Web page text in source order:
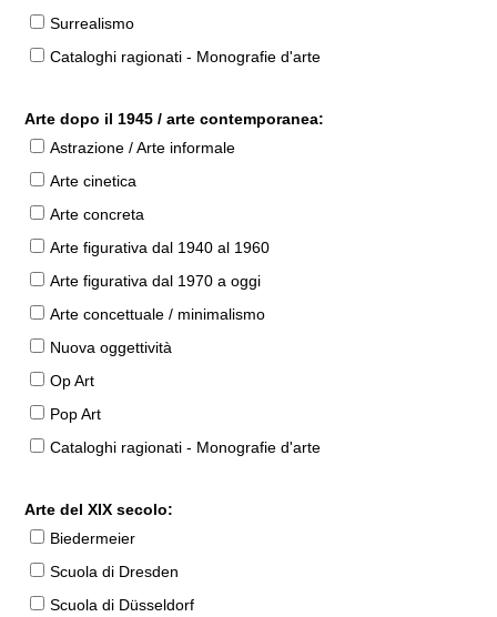
Surrealismo
Cataloghi ragionati - Monografie d'arte
Arte dopo il 1945 / arte contemporanea:
Astrazione / Arte informale
Arte cinetica
Arte concreta
Arte figurativa dal 1940 al 1960
Arte figurativa dal 1970 a oggi
Arte concettuale / minimalismo
Nuova oggettività
Op Art
Pop Art
Cataloghi ragionati - Monografie d'arte
Arte del XIX secolo:
Biedermeier
Scuola di Dresden
Scuola di Düsseldorf